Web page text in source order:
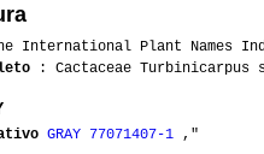
International Plant Names
: Cactaceae Turbinicarpus
GRAY 77071407-1 ,"